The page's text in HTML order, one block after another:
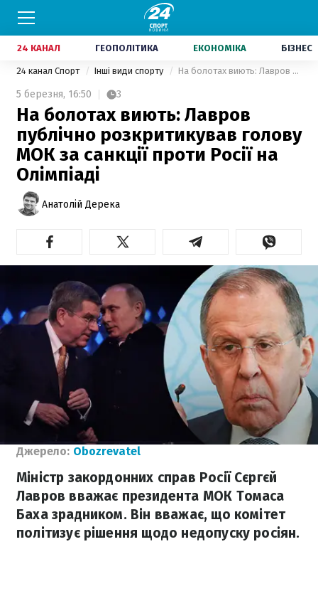
24 КАНАЛ ГЕОПОЛІТИКА ЕКОНОМІКА БІЗНЕС
24 канал Спорт Інші види спорту На болотах виють: Лавров публічно розкритикував голову МОК за санкції проти Росії на Олімпіаді
5 березня, 16:50 3
На болотах виють: Лавров
публічно розкритикував голову
МОК за санкції проти Росії на
Олімпіаді
Анатолій Дерека
Джерело: Obozrevatel
Міністр закордонних справ Росії Сєргєй
Лавров вважає президента МОК Томаса
Баха зрадником. Він вважає, що комітет
політизує рішення щодо недопуску росіян.